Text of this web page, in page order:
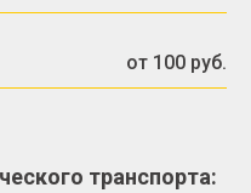
от 100 руб.
транспорта: